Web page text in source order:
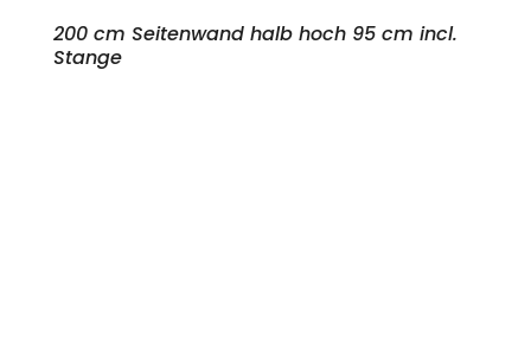
200 cm Seitenwand halb hoch 95 cm incl.
Stange